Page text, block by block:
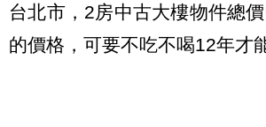
台北市，2房中古大樓物件總
的價格，可要不吃不喝12年才